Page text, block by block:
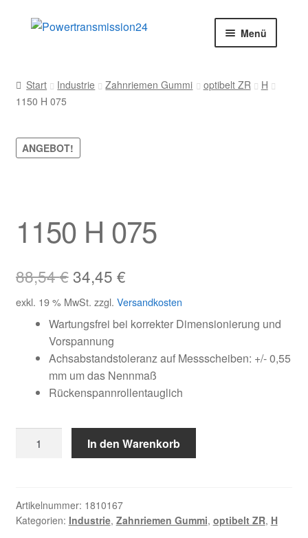
Zur
Zum
Menü
AGB
Blog
Kasse
Kontakt
Kundeninformationen
Mein Konto
Shop
Versandarten
Wiederruf
Start Industrie Zahnriemen Gummi optibelt ZR
H
1150 H 075
ANGEBOT!
1150 H 075
88,54€ Ursprünglicher
Preis
war:
88,54 €
34,45 €Aktueller
Preis
ist:
34,45 €.
exkl. 19 % MwSt. zzgl. Versandkosten
Wartungsfrei bei korrekter Dimensionierung und
Vorspannung
Achsabstandstoleranz auf Messscheiben: +/- 0,55
mm um das Nennmaß
Rückenspannrollentauglich
In den Warenkorb
Artikelnummer: 1810167
Kategorien: Industrie, Zahnriemen Gummi, optibelt ZR, H